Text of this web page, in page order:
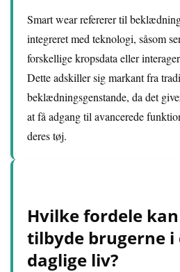
Smart wear refererer til
integreret med teknologi, såsom
forskellige kropsdata eller
Dette adskiller sig markant fra
beklædningsgenstande, da det
at få adgang til avancerede
deres tøj.
Hvilke fordele
tilbyde brugerne i
daglige liv?